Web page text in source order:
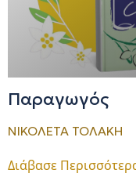
Παραγωγός
ΝΙΚΟΛΕΤΑ ΤΟΛΑΚΗ
Διάβασε